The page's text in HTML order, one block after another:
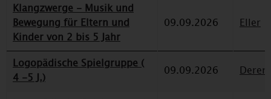
Klangzwerge - Musik und
Bewegung für Eltern und
Kinder von 2 bis 5 Jahr
09.09.2026 Eller
Logopädische Spielgruppe (
4 -5 J.)
09.09.2026